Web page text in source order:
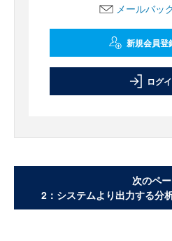
メールバッ
新規会員登
ログ
次のペ
2：システムより出力する分